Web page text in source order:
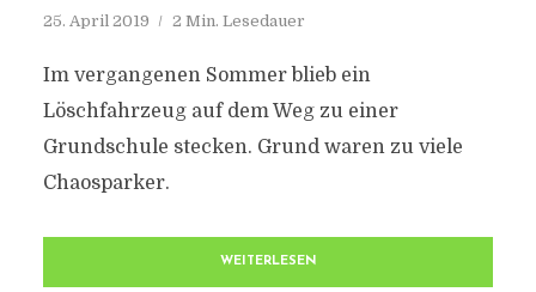
25. April 2019 2 Min. Lesedauer
Im vergangenen Sommer blieb ein
Löschfahrzeug auf dem Weg zu einer
Grundschule stecken. Grund waren zu viele
Chaosparker.
WEITERLESEN